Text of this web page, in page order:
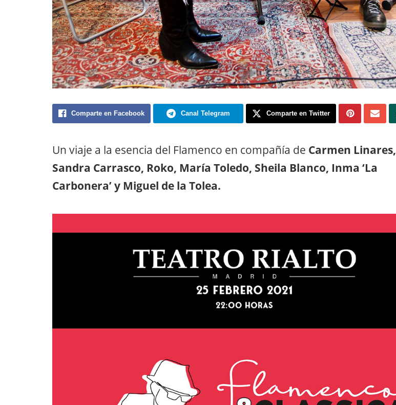
Comparte en Facebook Canal Telegram Comparte en Twitter
Un viaje a la esencia del Flamenco en compañía de Carmen Linares,
Sandra Carrasco, Roko, María Toledo, Sheila Blanco, Inma ‘La
Carbonera’ y Miguel de la Tolea.